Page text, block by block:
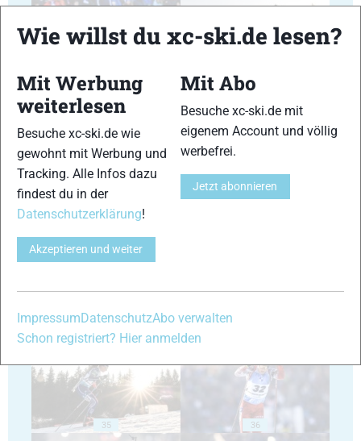
31 32
35 36
Wie willst du xc-ski.de lesen?
Mit Werbung
weiterlesen
Besuche xc-ski.de wie
gewohnt mit Werbung und
Tracking. Alle Infos dazu
findest du in der
Datenschutzerklärung!
Akzeptieren und weiter
Mit Abo
Besuche xc-ski.de mit
eigenem Account und völlig
werbefrei.
Jetzt abonnieren
ImpressumDatenschutzAbo verwalten
Schon registriert? Hier anmelden